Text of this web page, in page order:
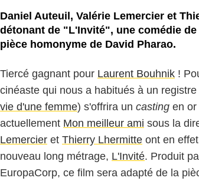
Daniel Auteuil, Valérie Lemercier et
détonant de "L'Invité", une comédie
pièce homonyme de David Pharao.
Tiercé gagnant pour Laurent Bouhnik !
cinéaste qui nous a habitués à un
vie d'une femme) s'offrira un casting en or
actuellement Mon meilleur ami sous la
Lemercier et Thierry Lhermitte ont en
nouveau long métrage, L'Invité. Produit
EuropaCorp, ce film sera adapté de la